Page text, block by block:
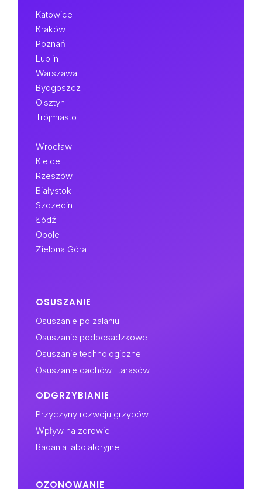
Katowice
Kraków
Poznań
Lublin
Warszawa
Bydgoszcz
Olsztyn
Trójmiasto
Wrocław
Kielce
Rzeszów
Białystok
Szczecin
Łódź
Opole
Zielona Góra
OSUSZANIE
Osuszanie po zalaniu
Osuszanie podposadzkowe
Osuszanie technologiczne
Osuszanie dachów i tarasów
ODGRZYBIANIE
Przyczyny rozwoju grzybów
Wpływ na zdrowie
Badania labolatoryjne
OZONOWANIE